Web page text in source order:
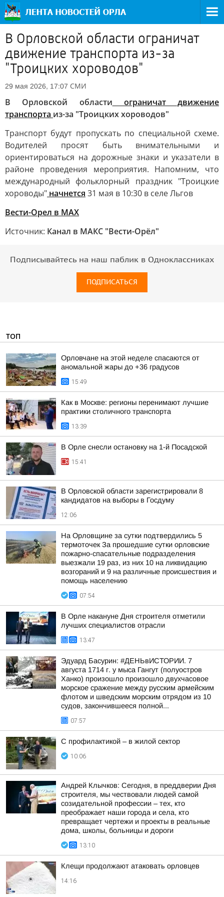
В Орловской области ограничат
движение транспорта из-за
"Троицких хороводов"
29 мая 2026, 17:07 СМИ
В Орловской области ограничат движение
транспорта из-за "Троицких хороводов"
Транспорт будут пропускать по специальной схеме.
Водителей просят быть внимательными и
ориентироваться на дорожные знаки и указатели в
районе проведения мероприятия. Напомним, что
международный фольклорный праздник "Троицкие
хороводы" начнется 31 мая в 10:30 в селе Льгов
Вести-Орел в МАХ
Источник: Канал в МАКС "Вести-Орёл"
Подписывайтесь на наш паблик в Одноклассниках
ПОДПИСАТЬСЯ
ТОП
Орловчане на этой неделе спасаются от
аномальной жары до +36 градусов
15:49
Как в Москве: регионы перенимают лучшие
практики столичного транспорта
13:39
В Орле снесли остановку на 1-й Посадской
15:41
В Орловской области зарегистрировали 8
кандидатов на выборы в Госдуму
12:06
На Орловщине за сутки подтвердились 5
термоточек За прошедшие сутки орловские
пожарно-спасательные подразделения
выезжали 19 раз, из них 10 на ликвидацию
возгораний и 9 на различные происшествия и
помощь населению
07:54
В Орле накануне Дня строителя отметили
лучших специалистов отрасли
13:47
Эдуард Басурин: #ДЕНЬвИСТОРИИ. 7
августа 1714 г. у мыса Гангут (полуостров
Ханко) произошло произошло двухчасовое
морское сражение между русским армейским
флотом и шведским морским отрядом из 10
судов, закончившееся полной...
07:57
С профилактикой – в жилой сектор
10:06
Андрей Клычков: Сегодня, в преддверии Дня
строителя, мы чествовали людей самой
созидательной профессии – тех, кто
преображает наши города и села, кто
превращает чертежи и проекты в реальные
дома, школы, больницы и дороги
13:10
Клещи продолжают атаковать орловцев
14:16